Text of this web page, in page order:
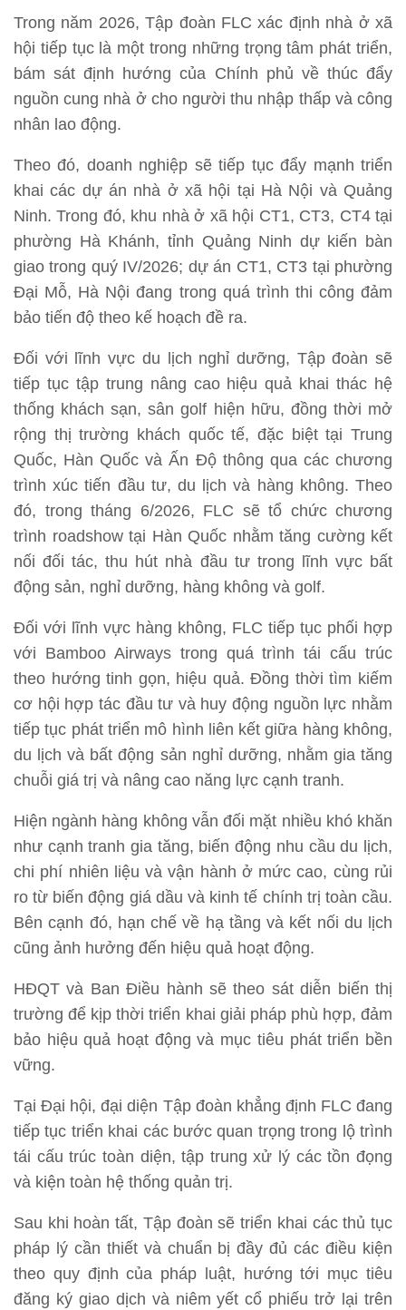
Trong năm 2026, Tập đoàn FLC xác định nhà ở xã
hội tiếp tục là một trong những trọng tâm phát triển,
bám sát định hướng của Chính phủ về thúc đẩy
nguồn cung nhà ở cho người thu nhập thấp và công
nhân lao động.
Theo đó, doanh nghiệp sẽ tiếp tục đẩy mạnh triển
khai các dự án nhà ở xã hội tại Hà Nội và Quảng
Ninh. Trong đó, khu nhà ở xã hội CT1, CT3, CT4 tại
phường Hà Khánh, tỉnh Quảng Ninh dự kiến bàn
giao trong quý IV/2026; dự án CT1, CT3 tại phường
Đại Mỗ, Hà Nội đang trong quá trình thi công đảm
bảo tiến độ theo kế hoạch đề ra.
Đối với lĩnh vực du lịch nghỉ dưỡng, Tập đoàn sẽ
tiếp tục tập trung nâng cao hiệu quả khai thác hệ
thống khách sạn, sân golf hiện hữu, đồng thời mở
rộng thị trường khách quốc tế, đặc biệt tại Trung
Quốc, Hàn Quốc và Ấn Độ thông qua các chương
trình xúc tiến đầu tư, du lịch và hàng không. Theo
đó, trong tháng 6/2026, FLC sẽ tổ chức chương
trình roadshow tại Hàn Quốc nhằm tăng cường kết
nối đối tác, thu hút nhà đầu tư trong lĩnh vực bất
động sản, nghỉ dưỡng, hàng không và golf.
Đối với lĩnh vực hàng không, FLC tiếp tục phối hợp
với Bamboo Airways trong quá trình tái cấu trúc
theo hướng tinh gọn, hiệu quả. Đồng thời tìm kiếm
cơ hội hợp tác đầu tư và huy động nguồn lực nhằm
tiếp tục phát triển mô hình liên kết giữa hàng không,
du lịch và bất động sản nghỉ dưỡng, nhằm gia tăng
chuỗi giá trị và nâng cao năng lực cạnh tranh.
Hiện ngành hàng không vẫn đối mặt nhiều khó khăn
như cạnh tranh gia tăng, biến động nhu cầu du lịch,
chi phí nhiên liệu và vận hành ở mức cao, cùng rủi
ro từ biến động giá dầu và kinh tế chính trị toàn cầu.
Bên cạnh đó, hạn chế về hạ tầng và kết nối du lịch
cũng ảnh hưởng đến hiệu quả hoạt động.
HĐQT và Ban Điều hành sẽ theo sát diễn biến thị
trường để kịp thời triển khai giải pháp phù hợp, đảm
bảo hiệu quả hoạt động và mục tiêu phát triển bền
vững.
Tại Đại hội, đại diện Tập đoàn khẳng định FLC đang
tiếp tục triển khai các bước quan trọng trong lộ trình
tái cấu trúc toàn diện, tập trung xử lý các tồn đọng
và kiện toàn hệ thống quản trị.
Sau khi hoàn tất, Tập đoàn sẽ triển khai các thủ tục
pháp lý cần thiết và chuẩn bị đầy đủ các điều kiện
theo quy định của pháp luật, hướng tới mục tiêu
đăng ký giao dịch và niêm yết cổ phiếu trở lại trên